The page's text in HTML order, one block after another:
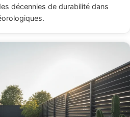
décennies de durabilité dans